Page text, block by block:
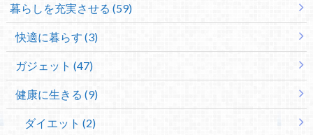
暮らしを充実させる (59)
快適に暮らす (3)
ガジェット (47)
健康に生きる (9)
ダイエット (2)